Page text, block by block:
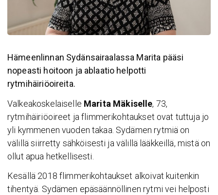
Hämeenlinnan Sydänsairaalassa Marita pääsi
nopeasti hoitoon ja ablaatio helpotti
rytmihäiriöoireita.
Valkeakoskelaiselle Marita Mäkiselle, 73,
rytmihäiriöoireet ja flimmerikohtaukset ovat tuttuja jo
yli kymmenen vuoden takaa. Sydämen rytmiä on
välillä siirretty sähköisesti ja välillä lääkkeillä, mistä on
ollut apua hetkellisesti.
Kesällä 2018 flimmerikohtaukset alkoivat kuitenkin
tihentyä. Sydämen epäsäännöllinen rytmi vei helposti